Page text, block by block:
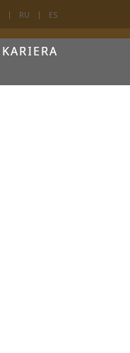
KARIERA
RU ES